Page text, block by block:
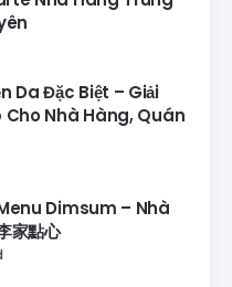
Da Đặc Biệt – Giải
Cho Nhà Hàng, Quán
Dimsum – Nhà
家點心